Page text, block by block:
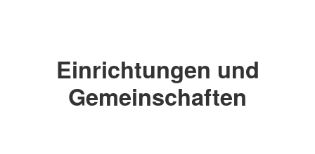
Einrichtungen und
Gemeinschaften